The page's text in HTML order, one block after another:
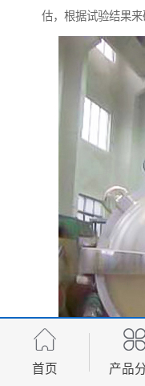
估，根据试验结果来
首页 产品